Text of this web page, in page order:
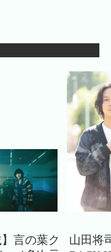
】言の葉ク
山田将